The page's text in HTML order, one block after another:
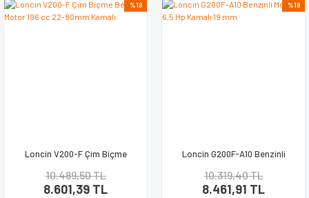
%18
Loncin V200-F Çim Biçme
Kamalı
10.489,50 TL
8.601,39 TL
%18
Loncin G200F-A10 Benzinli
10.319,40 TL
8.461,91 TL